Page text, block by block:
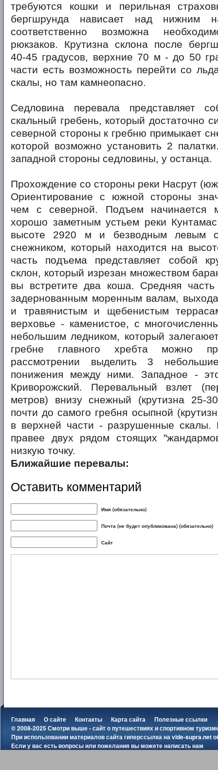
требуются кошки и перильная
бергшрунда нависает над нижним
соответственно возможна
рюкзаков. Крутизна склона после
40-45 градусов, верхние 70 м - до 50
части есть возможность перейти со
скалы, но там камнеопасно.
Седловина перевала представляет
скальный гребень, который достаточно
северной стороны к гребню примыкает
которой возможно установить 2
западной стороны седловины, у останца.
Прохождение со стороны реки Насрут
Ориентирование с южной стороны
чем с северной. Подъем начинается
хорошо заметным устьем реки
высоте 2920 м и безводным левым
снежником, который находится на
часть подъема представляет собой
склон, который изрезан множеством
вы встретите два коша. Средняя
задернованным моренным валам,
и травянистым и щебенистым
верховье - каменистое, с
небольшим ледником, который
гребне главного хребта можно
рассмотрении выделить 3
понижения между ними. Западное -
Криворожский. Перевальный взлет
метров) внизу снежный (крутизна 25-
почти до самого гребня осыпной
в верхней части - разрушенные скалы.
правее двух рядом стоящих
низкую точку.
Ближайшие перевалы:
Оставить комментарий
Имя (обязательно)
Почта (не будет опубликована) (обязательно)
Сайт
Главная О сайте Контакты Карта сайта
Полезные ссылки
© 2008-2025 Смотри выше - сайт о путешествиях и спортивном
При использовании материалов сайта гиперссылка наvide-supra.net
Если у вас есть вопросы или пожелания вы можетенаписать нам